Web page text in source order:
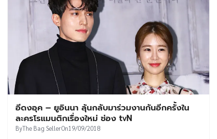
อีดงอุค – ยูอินนา ลุ้นกลับมาร่วมงานกันอีกครั้งใน
ละครโรแมนติกเรื่องใหม่ ช่อง tvN
ByThe Bag SellerOn19/09/2018